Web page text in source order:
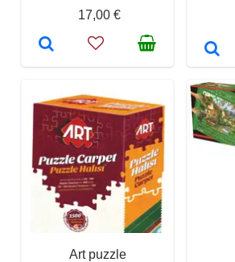
17,00 €
Art puzzle